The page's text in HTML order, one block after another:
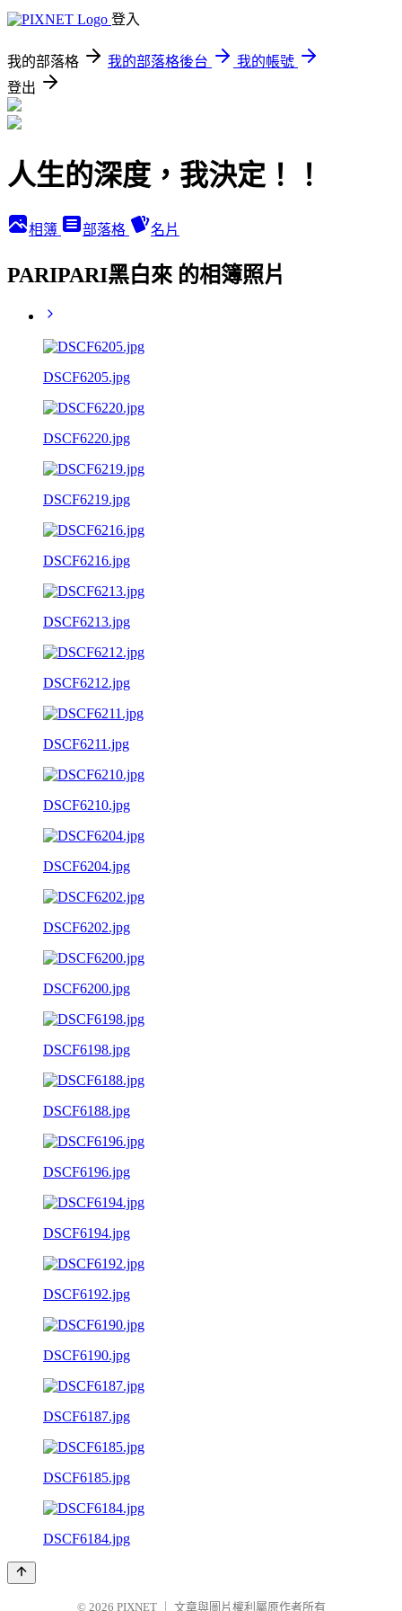
登入
我的部落格 我的部落格後台
我的帳號
登出
人生的深度，我決定！！
相簿 部落格 名片
PARIPARI黑白來 的相簿照片
DSCF6205.jpg
DSCF6220.jpg
DSCF6219.jpg
DSCF6216.jpg
DSCF6213.jpg
DSCF6212.jpg
DSCF6211.jpg
DSCF6210.jpg
DSCF6204.jpg
DSCF6202.jpg
DSCF6200.jpg
DSCF6198.jpg
DSCF6188.jpg
DSCF6196.jpg
DSCF6194.jpg
DSCF6192.jpg
DSCF6190.jpg
DSCF6187.jpg
DSCF6185.jpg
DSCF6184.jpg
© 2026 PIXNET 文章與圖片權利屬原作者所有